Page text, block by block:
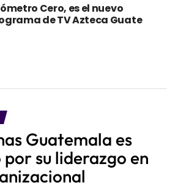
Cero, es el nuevo
de TV Azteca Guate
Guatemala es
su liderazgo en